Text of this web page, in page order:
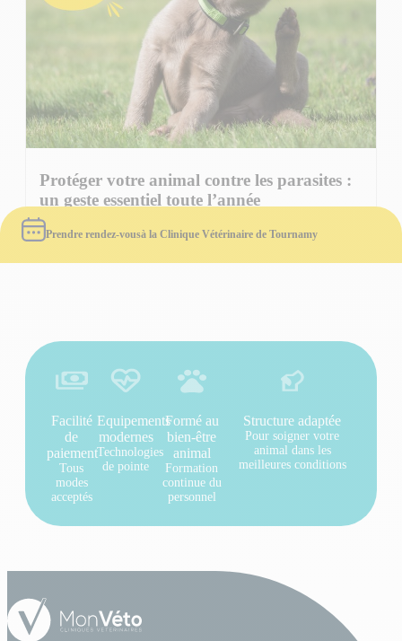
Prendre rendez-vousà la Clinique Vétérinaire de Tournamy
Protéger votre animal contre les parasites :
un geste essentiel toute l’année
Lire l'article
Facilité
de
paiement
Tous
modes
acceptés
Equipements
modernes
Technologies
de pointe
Formé au
bien-être
animal
Formation
continue du
personnel
Structure adaptée
Pour soigner votre
animal dans les
meilleures conditions